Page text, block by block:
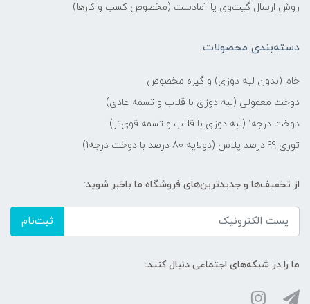
روش ارسال گیت‌وی یا آمادست (مخصوص کسب و کارها)
دسته‌بندی محصولات
خام (بدون لبه دوزی) و گیره مخصوص
دوخت معمولی (لبه دوزی با قلاب و تسمه عادی)
دوخت درجه1 (لبه دوزی با قلاب و تسمه قوی‌تر)
توری 99 درصد پلاس (دولایه 80 درصد با دوخت درجه1)
از تخفیف‌ها و جدیدترین‌های فروشگاه ما باخبر شوید:
ثبت‌نام
ما را در شبکه‌های اجتماعی دنبال کنید: